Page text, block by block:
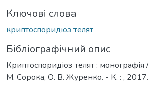
Ключові слова
криптоспоридіоз телят
Бібліографічний опис
Криптоспоридіоз телят :
М. Сорока, О. В. Журенко. - К. : ,